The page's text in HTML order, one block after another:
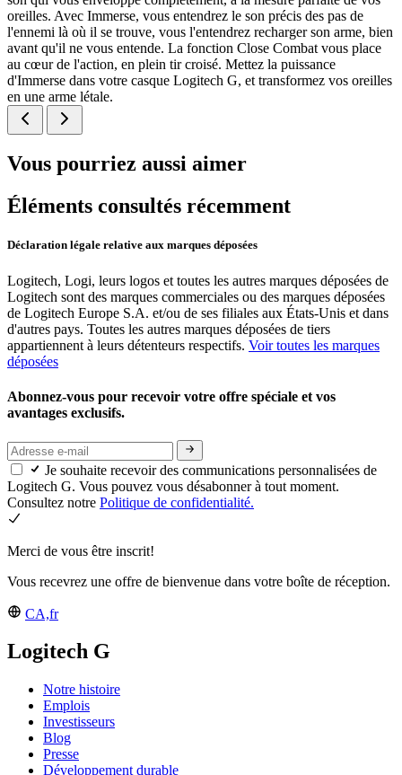
oreilles. Avec Immerse, vous entendrez le son précis des pas de
l'ennemi là où il se trouve, vous l'entendrez recharger son arme, bien
avant qu'il ne vous entende. La fonction Close Combat vous place
au cœur de l'action, en plein tir croisé. Mettez la puissance
d'Immerse dans votre casque Logitech G, et transformez vos oreilles
en une arme létale.
Vous pourriez aussi aimer
Éléments consultés récemment
Déclaration légale relative aux marques déposées
Logitech, Logi, leurs logos et toutes les autres marques déposées de
Logitech sont des marques commerciales ou des marques déposées
de Logitech Europe S.A. et/ou de ses filiales aux États-Unis et dans
d'autres pays. Toutes les autres marques déposées de tiers
appartiennent à leurs détenteurs respectifs. Voir toutes les marques
déposées
Abonnez-vous pour recevoir votre offre spéciale et vos
avantages exclusifs.
Je souhaite recevoir des communications personnalisées de
Logitech G. Vous pouvez vous désabonner à tout moment.
Consultez notre Politique de confidentialité.
Merci de vous être inscrit!
Vous recevrez une offre de bienvenue dans votre boîte de réception.
CA,fr
Logitech G
Notre histoire
Emplois
Investisseurs
Blog
Presse
Développement durable